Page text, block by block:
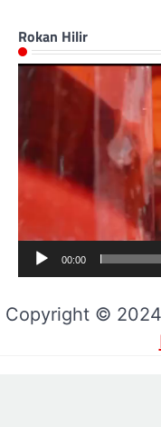
Rokan Hilir
Pemutar
00:00
Copyright ©